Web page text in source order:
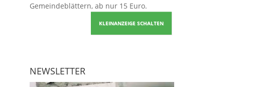
Gemeindeblättern, ab nur 15 Euro.
KLEINANZEIGE SCHALTEN
NEWSLETTER